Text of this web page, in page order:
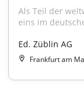
Als Teil der
eins im
Ed. Züblin AG
Frankfurt am